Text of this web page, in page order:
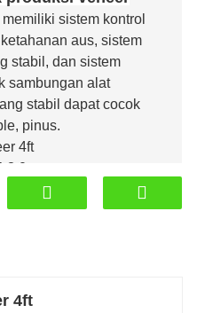
sistem kontrol
aus, sistem
stabil, dan sistem
sambungan alat
stabil dapat cocok
pinus.
4ft
3.0
/ mnt): 30-120
500-600
4ft